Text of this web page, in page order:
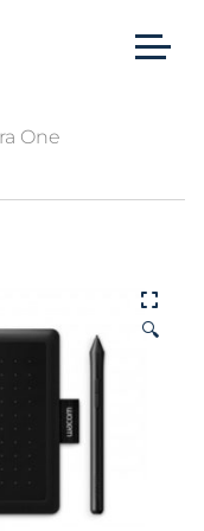
One
🔍